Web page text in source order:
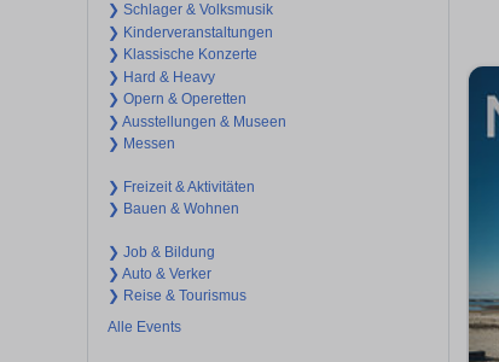
❯ Schlager & Volksmusik
❯ Kinderveranstaltungen
❯ Klassische Konzerte
❯ Hard & Heavy
❯ Opern & Operetten
❯ Ausstellungen & Museen
❯ Messen
❯ Freizeit & Aktivitäten
❯ Bauen & Wohnen
❯ Job & Bildung
❯ Auto & Verker
❯ Reise & Tourismus
Alle Events